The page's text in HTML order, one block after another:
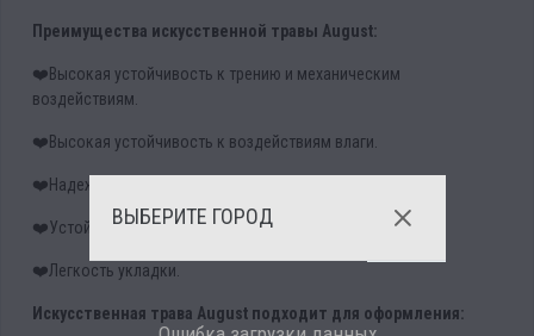
Преимущества искусственной травы August:
❤️Высокая устойчивость к трению и механическим
воздействиям.
❤️Высокая устойчивость к воздействиям влаги.
❤️Надежность и долговечность.
❤️Устойчивость к воздействию солнечного света.
❤️Легкость укладки.
Искусственная трава August подходит для оформления:
ВЫБЕРИТЕ ГОРОД